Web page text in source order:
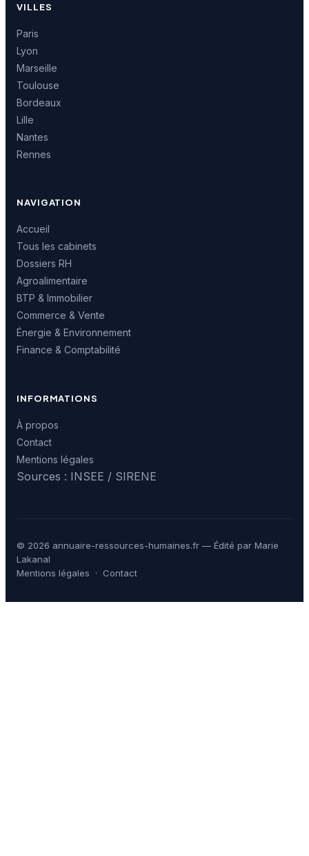
VILLES
Paris
Lyon
Marseille
Toulouse
Bordeaux
Lille
Nantes
Rennes
NAVIGATION
Accueil
Tous les cabinets
Dossiers RH
Agroalimentaire
BTP & Immobilier
Commerce & Vente
Énergie & Environnement
Finance & Comptabilité
INFORMATIONS
À propos
Contact
Mentions légales
Sources : INSEE / SIRENE
© 2026 annuaire-ressources-humaines.fr — Édité par Marie
Lakanal
Mentions légales · Contact